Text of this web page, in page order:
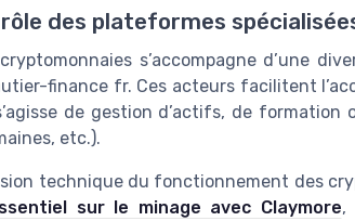
des plateformes
s’accompagne d’une
finance fr. Ces acteurs facilitent
de gestion d’actifs, de formation
etc.).
technique du fonctionnement des
sur le minage avec Claymore,